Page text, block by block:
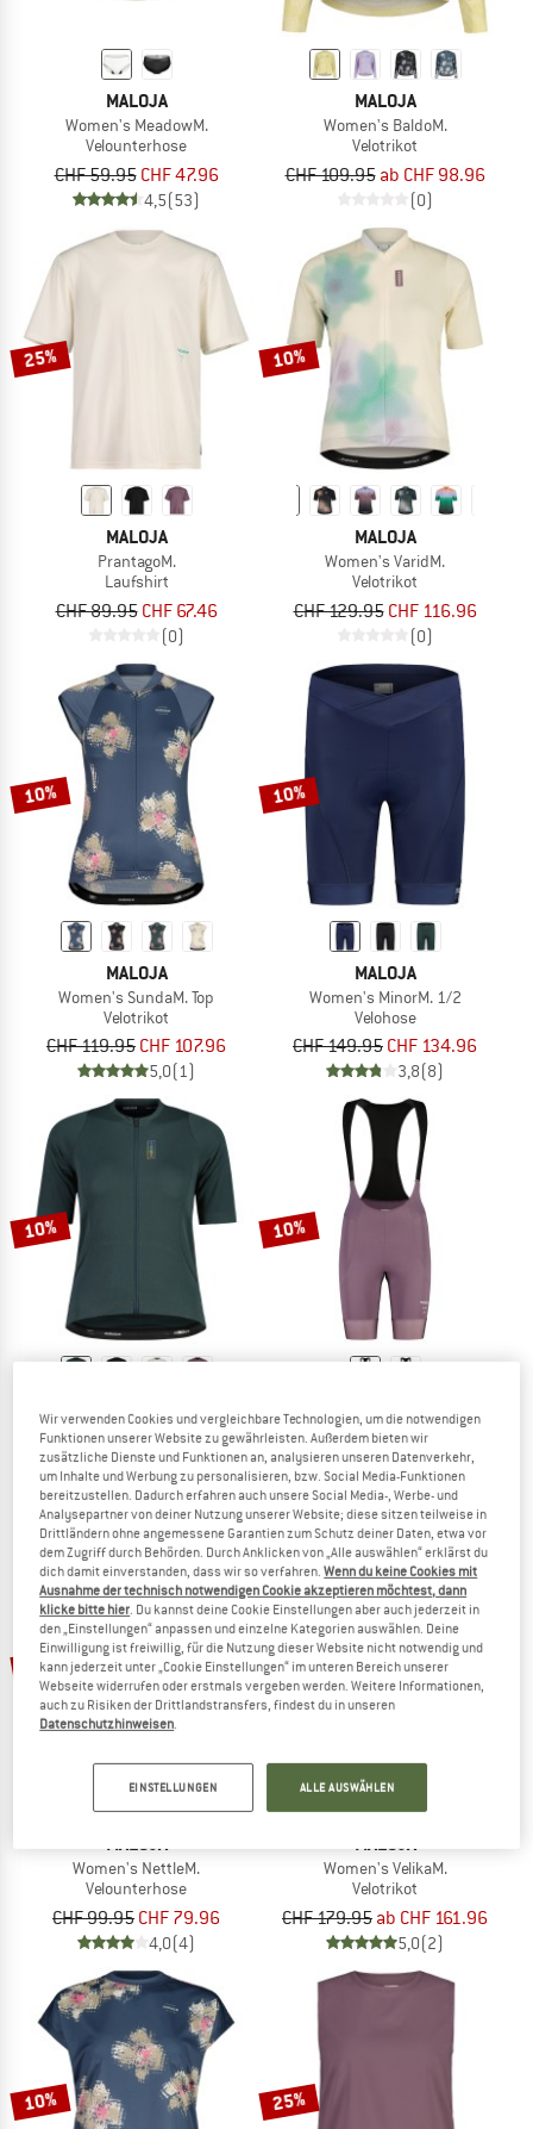
MALOJA
Women's MeadowM.
Velounterhose
CHF 59.95 CHF 47.96
4,5(53)
MALOJA
Women's BaldoM.
Velotrikot
CHF 109.95 ab CHF 98.96
(0)
25%
MALOJA
PrantagoM.
Laufshirt
CHF 89.95 CHF 67.46
(0)
10%
MALOJA
Women's VaridM.
Velotrikot
CHF 129.95 CHF 116.96
(0)
10%
MALOJA
Women's SundaM. Top
Velotrikot
CHF 119.95 CHF 107.96
5,0(1)
10%
MALOJA
Women's MinorM. 1/2
Velohose
CHF 149.95 CHF 134.96
3,8(8)
10%
MALOJA
Women's RigiM. 1/2
Velotrikot
CHF 129.95CHF 116.96
(0)
10%
MALOJA
Women's AugustaM.
Velohose
CHF 209.95 CHF 188.96
5,0(1)
20%
MALOJA
Women's NettleM.
Velounterhose
CHF 99.95 CHF 79.96
4,0(4)
bis 10%
MALOJA
Women's VelikaM.
Velotrikot
CHF 179.95 ab CHF 161.96
5,0(2)
10% 25%
Wir verwenden Cookies und vergleichbare Technologien, um die notwendigen
Funktionen unserer Website zu gewährleisten. Außerdem bieten wir
zusätzliche Dienste und Funktionen an, analysieren unseren Datenverkehr,
um Inhalte und Werbung zu personalisieren, bzw. Social Media-Funktionen
bereitzustellen. Dadurch erfahren auch unsere Social Media-, Werbe- und
Analysepartner von deiner Nutzung unserer Website; diese sitzen teilweise in
Drittländern ohne angemessene Garantien zum Schutz deiner Daten, etwa vor
dem Zugriff durch Behörden. Durch Anklicken von „Alle auswählen“ erklärst du
dich damit einverstanden, dass wir so verfahren.Wenn du keine Cookies mit
Ausnahme der technisch notwendigen Cookie akzeptieren möchtest, dann
klicke bitte hier. Du kannst deine Cookie Einstellungen aber auch jederzeit in
den „Einstellungen“ anpassen und einzelne Kategorien auswählen. Deine
Einwilligung ist freiwillig, für die Nutzung dieser Website nicht notwendig und
kann jederzeit unter „Cookie Einstellungen“ im unteren Bereich unserer
Webseite widerrufen oder erstmals vergeben werden. Weitere Informationen,
auch zu Risiken der Drittlandstransfers, findest du in unseren
Datenschutzhinweisen.
EINSTELLUNGEN ALLE AUSWÄHLEN